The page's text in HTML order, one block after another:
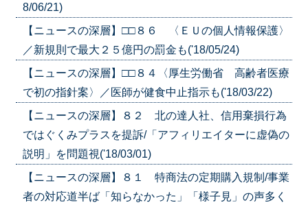
8/06/21)
【ニュースの深層】□□８６ 〈ＥＵの個人情報保護〉
／新規則で最大２５億円の罰金も('18/05/24)
【ニュースの深層】□□８４〈厚生労働省 高齢者医療
で初の指針案〉／医師が健食中止指示も('18/03/22)
【ニュースの深層】８２ 北の達人社、信用棄損行為
ではぐくみプラスを提訴/「アフィリエイターに虚偽の
説明」を問題視('18/03/01)
【ニュースの深層】８１ 特商法の定期購入規制/事業
者の対応道半ば「知らなかった」「様子見」の声多く